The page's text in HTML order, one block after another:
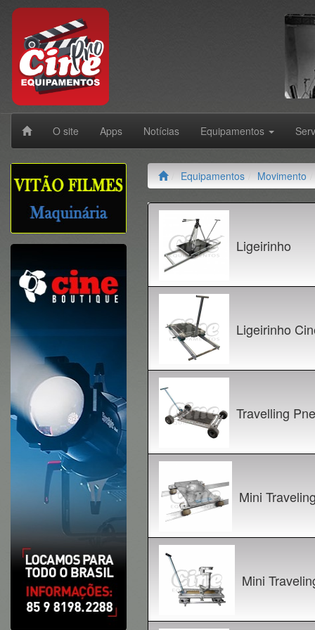
O site Apps Notícias Equipamentos
Equipamentos Movimento
Ligeirinho
Ligeirinho
Travelling
Mini
Mini